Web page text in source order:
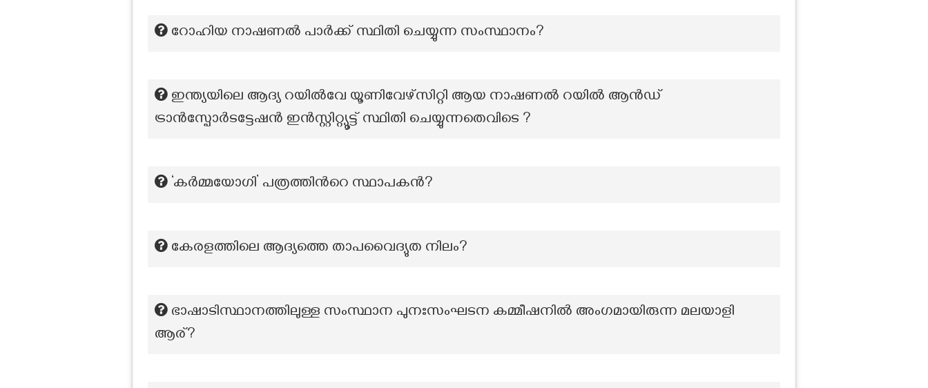
റോഹിയ നാഷണൽ പാർക്ക് സ്ഥിതി ചെയ്യുന്ന സംസ്ഥാനം?
ഇന്ത്യയിലെ ആദ്യ റയിൽവേ യൂണിവേഴ്സിറ്റി ആയ നാഷണൽ റയിൽ ആൻഡ്
ട്രാൻസ്പോർടട്ടേഷൻ ഇൻസ്റ്റിറ്റ്യൂട്ട് സ്ഥിതി ചെയ്യുന്നതെവിടെ ?
‘കർമ്മയോഗി’ പത്രത്തിന്‍റെ സ്ഥാപകന്‍?
കേരളത്തിലെ ആദ്യത്തെ താപവൈദ്യുത നിലം?
ഭാഷാടിസ്ഥാനത്തിലുള്ള സംസ്ഥാന പുനഃസംഘടന കമ്മീഷനിൽ അംഗമായിരുന്ന മലയാളി
ആര്?